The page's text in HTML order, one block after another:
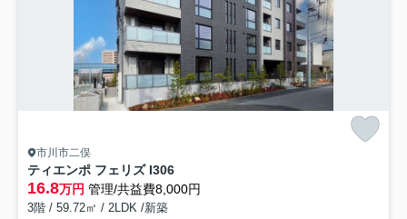
市川市二俣
ティエンポ フェリズ I306
16.8万円 管理/共益費8,000円
3階 / 59.72㎡ / 2LDK /新築